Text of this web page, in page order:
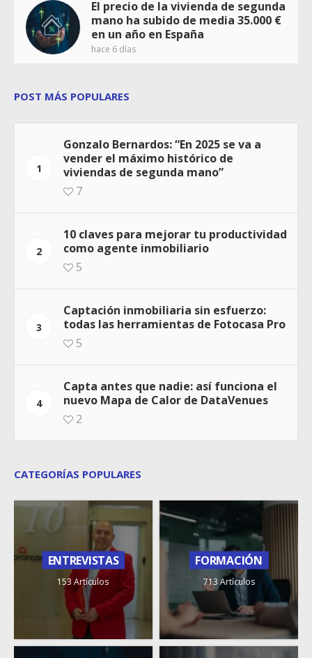
El precio de la vivienda de segunda
mano ha subido de media 35.000 €
en un año en España
hace 6 días
POST MÁS POPULARES
1
Gonzalo Bernardos: “En 2025 se va a
vender el máximo histórico de
viviendas de segunda mano”
7
2
10 claves para mejorar tu productividad
como agente inmobiliario
5
3
Captación inmobiliaria sin esfuerzo:
todas las herramientas de Fotocasa Pro
5
4
Capta antes que nadie: así funciona el
nuevo Mapa de Calor de DataVenues
2
CATEGORÍAS POPULARES
ENTREVISTAS
153 Artículos
FORMACIÓN
713 Artículos